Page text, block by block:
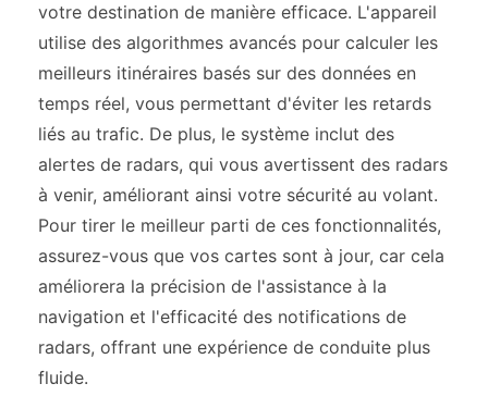
votre destination de manière efficace. L'appareil
utilise des algorithmes avancés pour calculer les
meilleurs itinéraires basés sur des données en
temps réel, vous permettant d'éviter les retards
liés au trafic. De plus, le système inclut des
alertes de radars, qui vous avertissent des radars
à venir, améliorant ainsi votre sécurité au volant.
Pour tirer le meilleur parti de ces fonctionnalités,
assurez-vous que vos cartes sont à jour, car cela
améliorera la précision de l'assistance à la
navigation et l'efficacité des notifications de
radars, offrant une expérience de conduite plus
fluide.